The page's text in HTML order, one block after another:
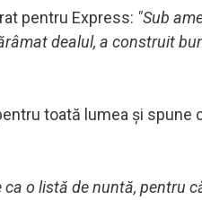
pentru Express: "Sub
dealul, a construit
toată lumea și spune
ca o listă de nuntă, pentru